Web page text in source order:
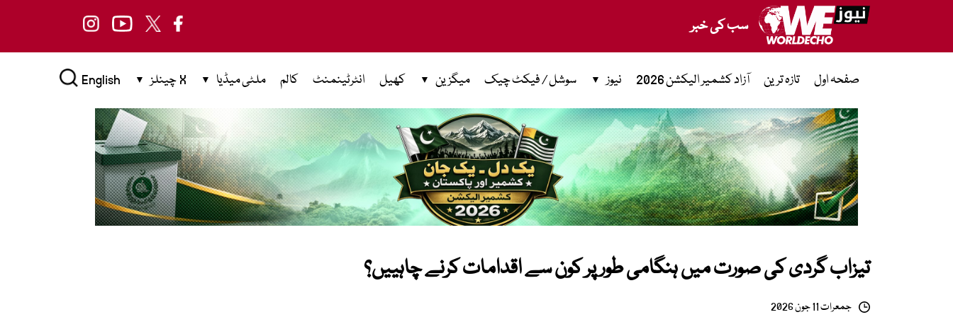
سب کی خبر
صفحہ اول تازہ ترین آزاد کشمیر الیکشن 2026 نیوز سوشل / فیکٹ چیک میگزین کھیل انٹرٹینمنٹ کالم ملٹی میڈیا X چینلز English
تیزاب گردی کی صورت میں ہنگامی طور پر کون سے اقدامات کرنے چاہییں؟
جمعرات 11 جون 2026